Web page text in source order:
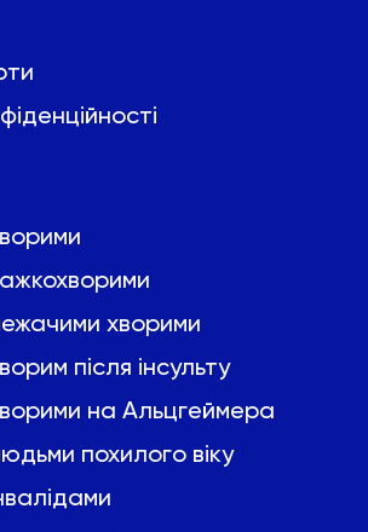
хворими
після інсульту
на Альцгеймера
похилого віку